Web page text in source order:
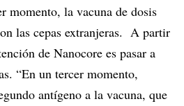
momento, la vacuna de dosis
las cepas extranjeras. A partir
de Nanocore es pasar a
“En un tercer momento,
antígeno a la vacuna, que